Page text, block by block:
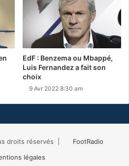
EdF : Benzema ou Mbappé,
Luis Fernandez a fait son
choix
9 Avr 2022 8:30 am
droits réservés |
FootRadio
légales